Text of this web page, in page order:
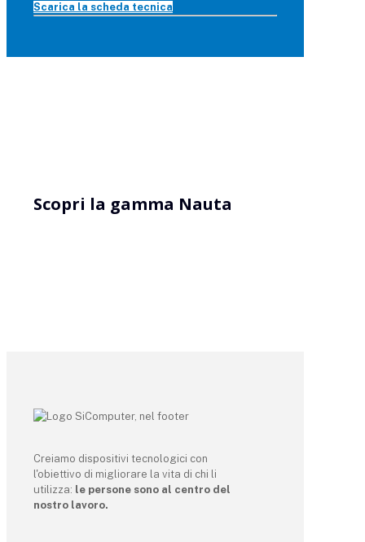
Scarica la scheda tecnica
Scopri la gamma Nauta
Creiamo dispositivi tecnologici con
l'obiettivo di migliorare la vita di chi li
utilizza: le persone sono al centro del
nostro lavoro.